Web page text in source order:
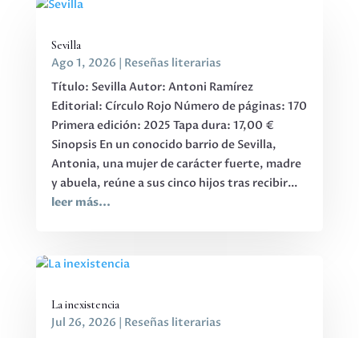
Sevilla
Ago 1, 2026
Reseñas literarias
Título: Sevilla Autor: Antoni Ramírez
Editorial: Círculo Rojo Número de páginas: 170
Primera edición: 2025 Tapa dura: 17,00 €
Sinopsis En un conocido barrio de Sevilla,
Antonia, una mujer de carácter fuerte, madre
y abuela, reúne a sus cinco hijos tras recibir...
leer más...
La inexistencia
Jul 26, 2026
Reseñas literarias